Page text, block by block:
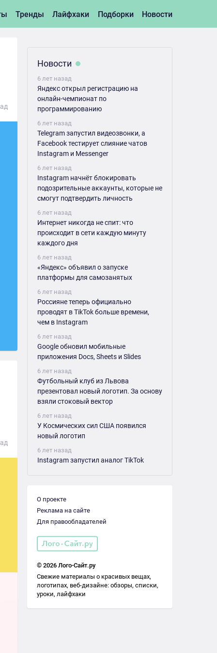
Тренды Лайфхаки Подборки Новости
Новости
6 лет назад
Яндекс открыл регистрацию на
онлайн-чемпионат по
программированию
6 лет назад
Telegram запустил видеозвонки, а
Facebook тестирует слияние чатов
Instagram и Messenger
6 лет назад
Instagram начнёт блокировать
подозрительные аккаунты, которые не
смогут подтвердить личность
6 лет назад
Интернет никогда не спит: что
происходит в сети каждую минуту
каждого дня
6 лет назад
«Яндекс» объявил о запуске
платформы для самозанятых
6 лет назад
Россияне теперь официально
проводят в TikTok больше времени,
чем в Instagram
6 лет назад
Google обновил мобильные
приложения Docs, Sheets и Slides
6 лет назад
Футбольный клуб из Львова
презентовал новый логотип. За основу
взяли стоковый вектор
6 лет назад
У Космических сил США появился
новый логотип
6 лет назад
Instagram запустил аналог TikTok
О проекте
Реклама на сайте
Для правообладателей
© 2026 Лого-Сайт.ру
Свежие материалы о красивых вещах,
логотипах, веб-дизайне: обзоры, списки,
уроки, лайфхаки